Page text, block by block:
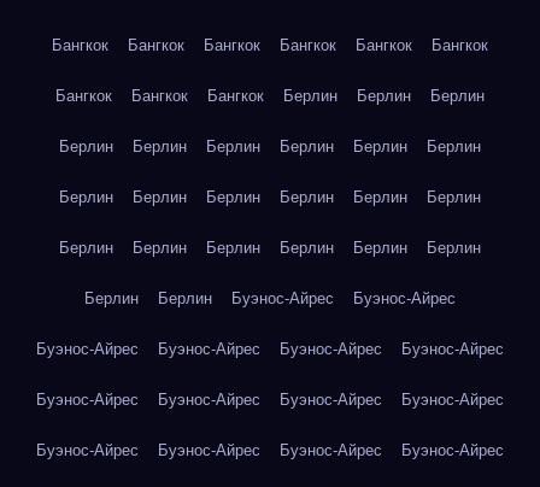
Бангкок Бангкок Бангкок Бангкок Бангкок Бангкок
Бангкок Бангкок Бангкок Берлин Берлин Берлин
Берлин Берлин Берлин Берлин Берлин Берлин
Берлин Берлин Берлин Берлин Берлин Берлин
Берлин Берлин Берлин Берлин Берлин Берлин
Берлин Берлин Буэнос-Айрес Буэнос-Айрес
Буэнос-Айрес Буэнос-Айрес Буэнос-Айрес Буэнос-Айрес
Буэнос-Айрес Буэнос-Айрес Буэнос-Айрес Буэнос-Айрес
Буэнос-Айрес Буэнос-Айрес Буэнос-Айрес Буэнос-Айрес